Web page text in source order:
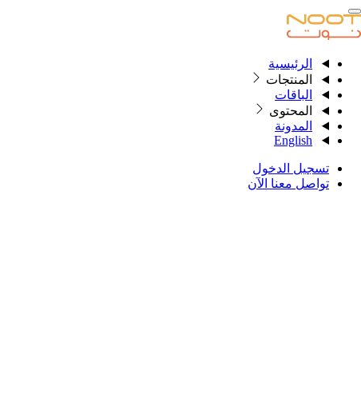
الرئيسية
المنتجات
الباقات
المحتوى
الرئيسية
المنتجات
الباقات
المحتوى
المدونة
English
تسجيل الدخول
تواصل معنا الآن